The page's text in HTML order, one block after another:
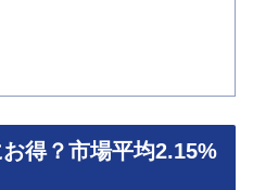
得？市場平均2.15%